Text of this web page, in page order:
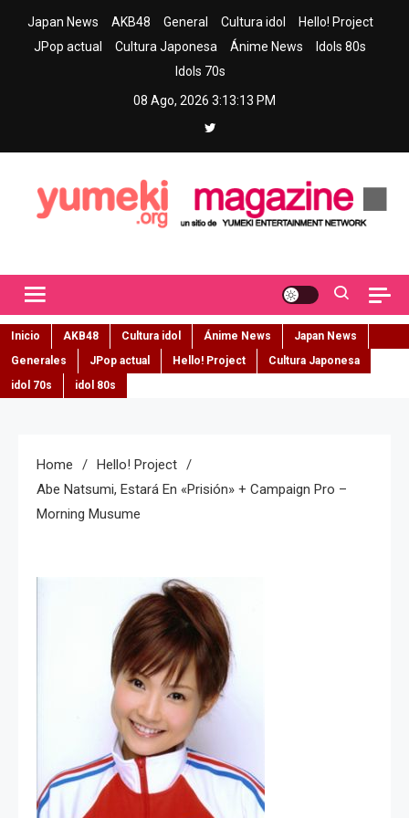
Japan News AKB48 General Cultura idol
Hello! Project
JPop actual
Cultura Japonesa Ánime News
Idols 80s
Idols 70s
08 Ago, 2026 3:13:14 PM
Inicio AKB48 Cultura idol Ánime News
Japan News
Generales
JPop actual Hello! Project
Cultura Japonesa
idol 70s
idol 80s
Home
Hello! Project
Abe Natsumi, Estará En «prisión» + Campaign Pro –
Morning Musume